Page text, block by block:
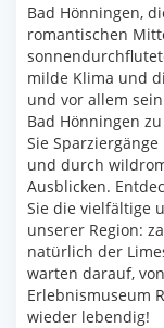
Bad Hönningen,
romantischen
milde Klima und
und vor allem
Bad Hönningen
Sie
und durch
Ausblicken.
Sie die vielfältige
unserer Region:
natürlich der
warten darauf,
Erlebnismuseum
wieder lebendig!